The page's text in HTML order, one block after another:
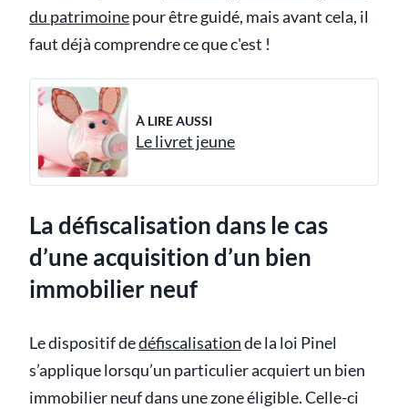
du patrimoinepour être guidé, mais avant cela, il
faut déjà comprendre ce que c'est !
À LIRE AUSSI
Le livret jeune
La défiscalisation dans le cas
d’une acquisition d’un bien
immobilier neuf
Le dispositif dedéfiscalisationde la loi Pinel
s’applique lorsqu’un particulier acquiert un bien
immobilier neuf dans une zone éligible. Celle-ci